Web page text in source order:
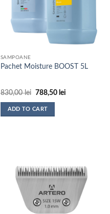
SAMPOANE
Pachet Moisture BOOST 5L
830,00lei Prețul
a
fost:
788,50 leiPrețul
ADD TO CART